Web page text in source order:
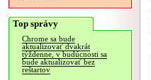
Top správy
Chrome sa bude
aktualizovať dvakrát
týždenne, v budúcnosti sa
bude aktualizovať bez
reštartov